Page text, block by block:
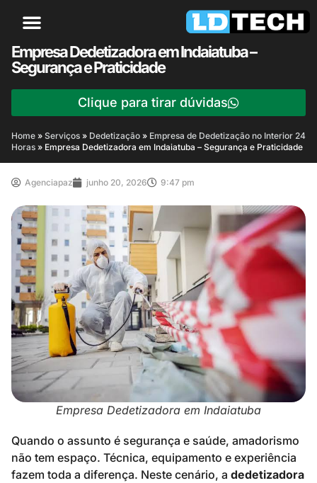
Empresa Dedetizadora em Indaiatuba –
Segurança e Praticidade
Clique para tirar dúvidas
Home » Serviços » Dedetização » Empresa de Dedetização no Interior 24
Horas » Empresa Dedetizadora em Indaiatuba – Segurança e Praticidade
Agenciapaz junho 20, 2026 9:47 pm
Empresa Dedetizadora em Indaiatuba
Quando o assunto é segurança e saúde, amadorismo
não tem espaço. Técnica, equipamento e experiência
fazem toda a diferença. Neste cenário, a dedetizadora